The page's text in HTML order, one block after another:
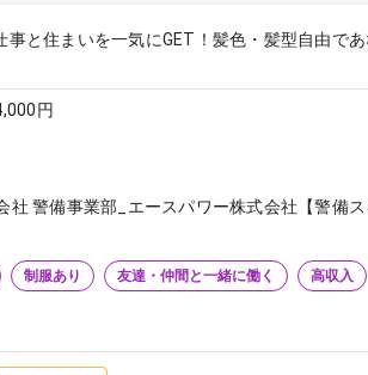
事と住まいを一気にGET！髪色・髪型自由で
円
社 警備事業部_エースパワー株式会社【警備
制服あり 友達・仲間と一緒に働く 高収入